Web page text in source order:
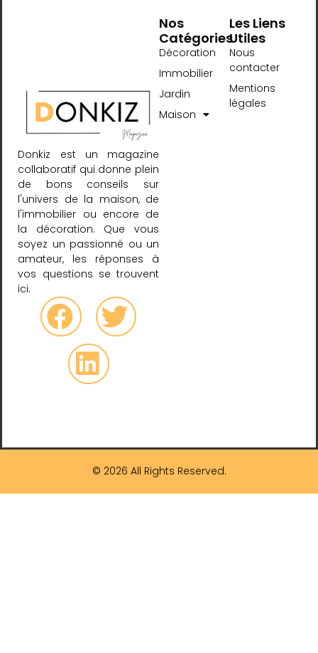
Donkiz est un magazine
collaboratif qui donne plein
de bons conseils sur
l'univers de la maison, de
l'immobilier ou encore de
la décoration. Que vous
soyez un passionné ou un
amateur, les réponses à
vos questions se trouvent
ici.
Les Liens
Utiles
Nous
contacter
Mentions
légales
Nos
Catégories
Décoration
Immobilier
Jardin
Maison
© 2026 All Rights Reserved.